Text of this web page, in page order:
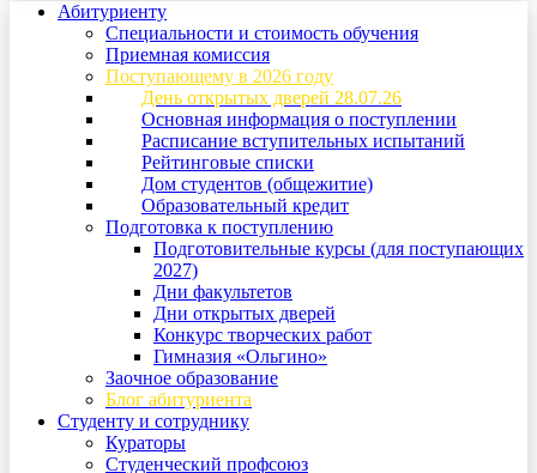
Абитуриенту
Специальности и стоимость обучения
Приемная комиссия
Поступающему в 2026 году
День открытых дверей 28.07.26
Основная информация о поступлении
Расписание вступительных испытаний
Рейтинговые списки
Дом студентов (общежитие)
Образовательный кредит
Подготовка к поступлению
Подготовительные курсы (для поступающих
2027)
Дни факультетов
Дни открытых дверей
Конкурс творческих работ
Гимназия «Ольгино»
Заочное образование
Блог абитуриента
Студенту и сотруднику
Кураторы
Студенческий профсоюз